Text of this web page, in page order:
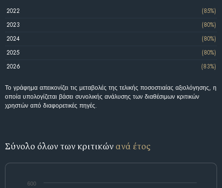
2022
(85%)
2023
(80%)
2024
(80%)
2025
(80%)
2026
(83%)
Το γράφημα απεικονίζει τις μεταβολές της τελικής ποσοστιαίας αξιολόγησης, η
οποία υπολογίζεται βάσει συνολικής ανάλυσης των διαθέσιμων κριτικών
χρηστών από διαφορετικές πηγές.
Σύνολο όλων των κριτικών ανά έτος
600